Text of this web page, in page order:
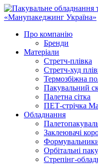
Про компанію
Бренди
Матеріали
Стретч-плівка
Стретч-худ
Термозбіжна
Пакувальний
Палетна сітка
ПЕТ-стрічка
Обладнання
Заклеювачі
Орбітальні
Стрепінг-